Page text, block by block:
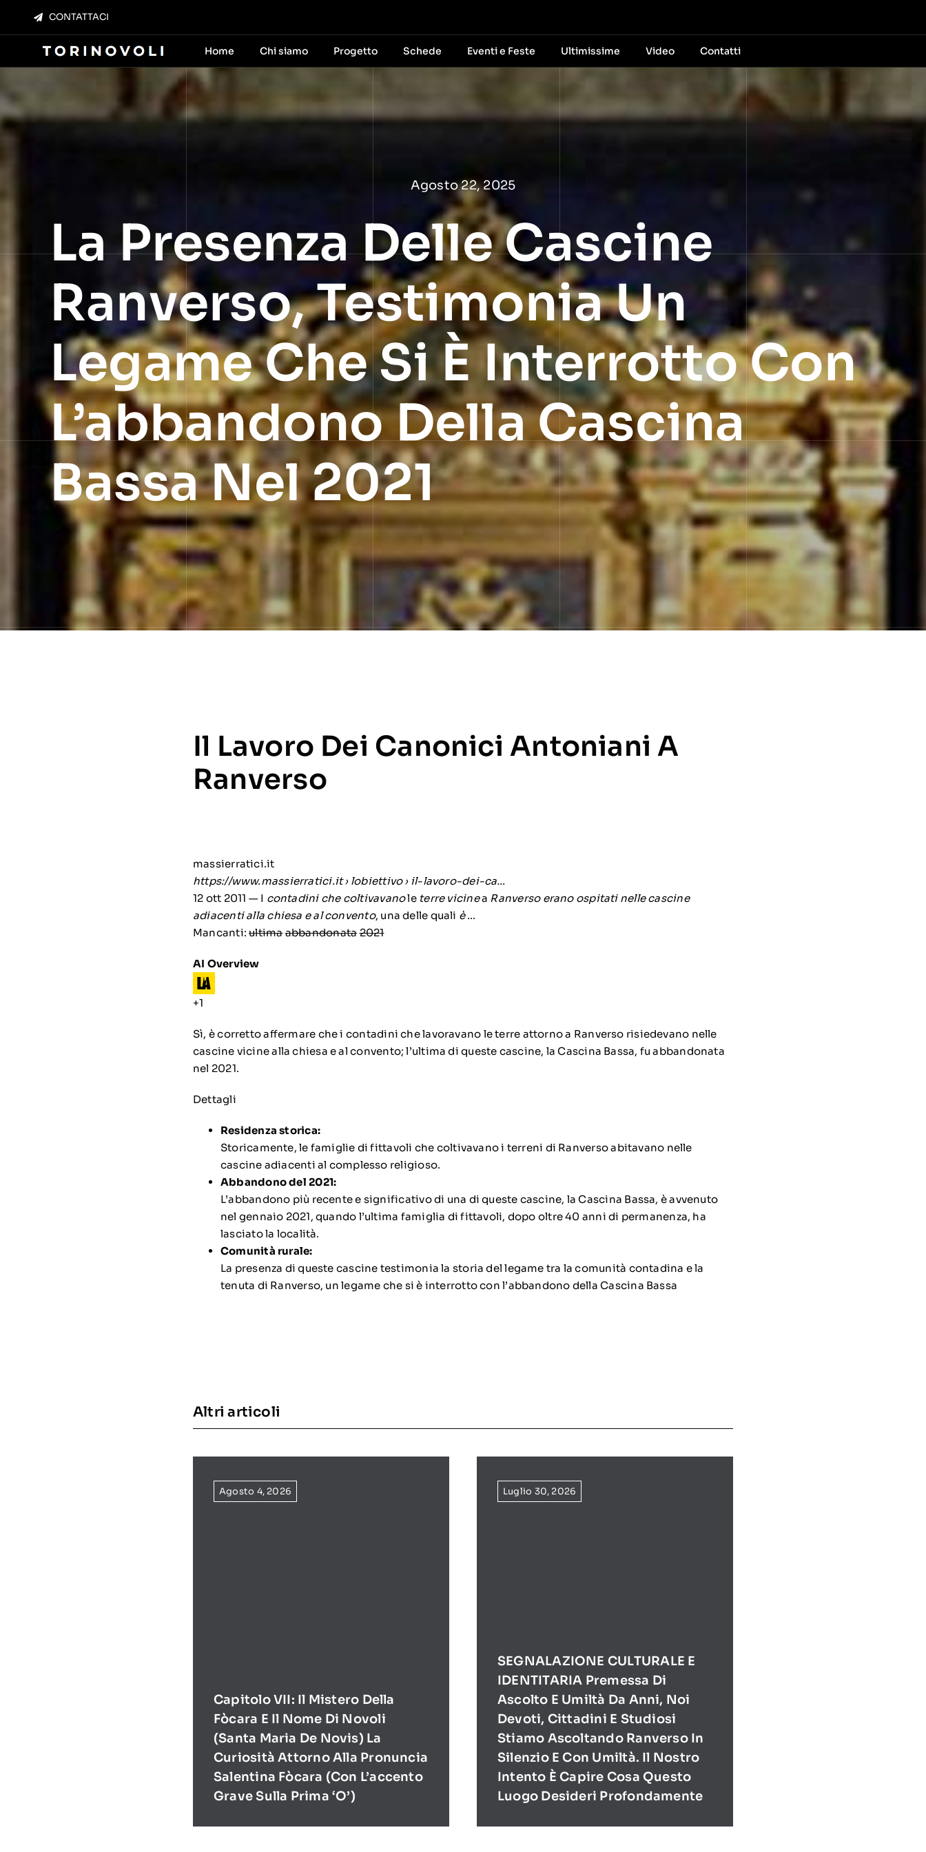
contenuto
CONTATTACI
Home Chi siamo Progetto Schede Eventi e Feste Ultimissime Video Contatti
Agosto 22, 2025
La Presenza Delle Cascine
Ranverso, Testimonia Un
Legame Che Si È Interrotto Con
L’abbandono Della Cascina
Bassa Nel 2021
Il Lavoro Dei Canonici Antoniani A
Ranverso
massierratici.it
https://www.massierratici.it› lobiettivo › il-lavoro-dei-ca…
12 ott 2011 — I contadini che coltivavanole terre vicinea Ranverso erano ospitati nelle cascine
adiacenti alla chiesa e al convento, una delle quali è…
Mancanti:ultima‎abbandonata‎2021
AI Overview
+1
Sì, è corretto affermare che i contadini che lavoravano le terre attorno a Ranverso risiedevano nelle
cascine vicine alla chiesa e al convento;l’ultima di queste cascine, la Cascina Bassa, fu abbandonata
nel 2021.
Dettagli
Residenza storica:
Storicamente, le famiglie di fittavoli che coltivavano i terreni di Ranverso abitavano nelle
cascine adiacenti al complesso religioso.
Abbandono del 2021:
L’abbandono più recente e significativo di una di queste cascine, la Cascina Bassa, è avvenuto
nel gennaio 2021, quando l’ultima famiglia di fittavoli, dopo oltre 40 anni di permanenza, ha
lasciato la località.
Comunità rurale:
La presenza di queste cascine testimonia la storia del legame tra la comunità contadina e la
tenuta di Ranverso, un legame che si è interrotto con l’abbandono della Cascina Bassa
Altri articoli
Agosto 4, 2026
Capitolo VII: Il Mistero Della
Fòcara E Il Nome Di Novoli
(Santa Maria De Novis) La
Curiosità Attorno Alla Pronuncia
Salentina Fòcara (con L’accento
Grave Sulla Prima ‘O’)
Luglio 30, 2026
SEGNALAZIONE CULTURALE E
IDENTITARIA Premessa Di
Ascolto E Umiltà Da Anni, Noi
Devoti, Cittadini E Studiosi
Stiamo Ascoltando Ranverso In
Silenzio E Con Umiltà. Il Nostro
Intento È Capire Cosa Questo
Luogo Desideri Profondamente